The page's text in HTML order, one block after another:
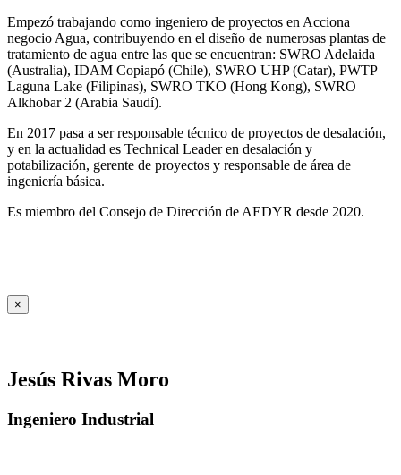
Empezó trabajando como ingeniero de proyectos en Acciona
negocio Agua, contribuyendo en el diseño de numerosas plantas de
tratamiento de agua entre las que se encuentran: SWRO Adelaida
(Australia), IDAM Copiapó (Chile), SWRO UHP (Catar), PWTP
Laguna Lake (Filipinas), SWRO TKO (Hong Kong), SWRO
Alkhobar 2 (Arabia Saudí).
En 2017 pasa a ser responsable técnico de proyectos de desalación,
y en la actualidad es Technical Leader en desalación y
potabilización, gerente de proyectos y responsable de área de
ingeniería básica.
Es miembro del Consejo de Dirección de AEDYR desde 2020.
×
Jesús Rivas Moro
Ingeniero Industrial